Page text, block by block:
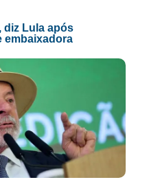
diz Lula após
embaixadora